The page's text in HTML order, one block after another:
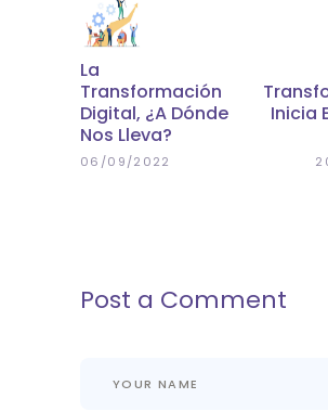
La
Transformación
Digital, ¿a Dónde
Nos Lleva?
06/09/2022
Inicia
Post a Comment